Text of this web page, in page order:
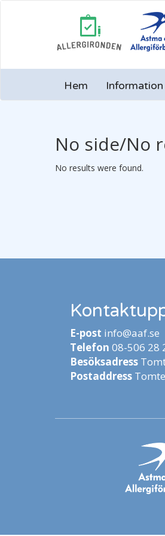
Hem Information
No side/No
No results were found.
E-post info@aaf.se
Telefon 08-506 28
Besöksadress
Postaddress